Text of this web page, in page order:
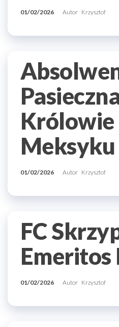
01/02/2026 Autor Krzysztof
Królowie
Meksyku
01/02/2026 Autor Krzysztof
FC
Emeritos
01/02/2026 Autor Krzysztof